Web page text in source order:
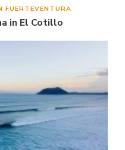
FUERTEVENTURA
in El Cotillo